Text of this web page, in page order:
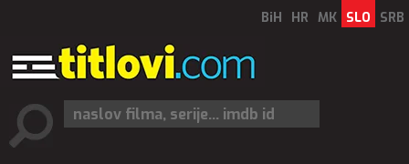
BiH HR MK SLO SRB